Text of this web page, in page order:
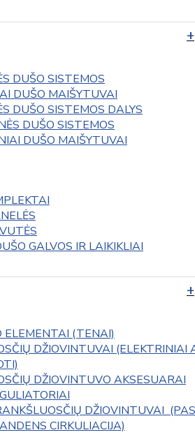
DUŠO SISTEMOS
DUŠO MAIŠYTUVAI
DUŠO SISTEMOS DALYS
DUŠO SISTEMOS
DUŠO MAIŠYTUVAI
GALVOS IR LAIKIKLIAI
ELEMENTAI (TENAI)
DŽIOVINTUVAI (ELEKTRINIAI
DŽIOVINTUVO AKSESUARAI
DŽIOVINTUVAI
CIRKULIACIJA)